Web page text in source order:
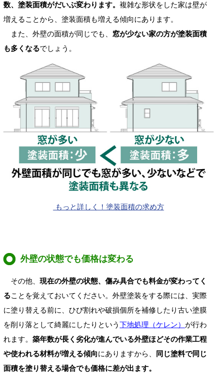
数、塗装面積がだいぶ変わります。 複雑な形状をした家は壁が
増えることから、塗装面積も増える傾向にあります。
また、外壁の面積が同じでも、 窓が少ない家の方が塗装面積
も多くなるでしょう。
もっと詳しく！塗装面積の求め方
外壁の状態でも価格は変わる
その他、 現在の外壁の状態、傷み具合でも料金が変わってく
ることを覚えておいてください。外壁塗装をする際には、実際
に塗り替える前に、ひび割れや破損個所を補修したり古い塗膜
を削り落として綺麗にしたりという 下地処理（ケレン） が行わ
れます。 築年数が長く劣化が進んでいる外壁ほどその作業工程
や使われる材料が増える傾向にありますから、
同じ塗料で同じ
面積を塗り替える場合でも価格に差が出ます。